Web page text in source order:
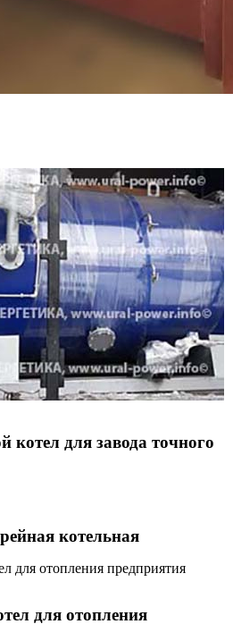
котел для завода точного
котельная
для отопления